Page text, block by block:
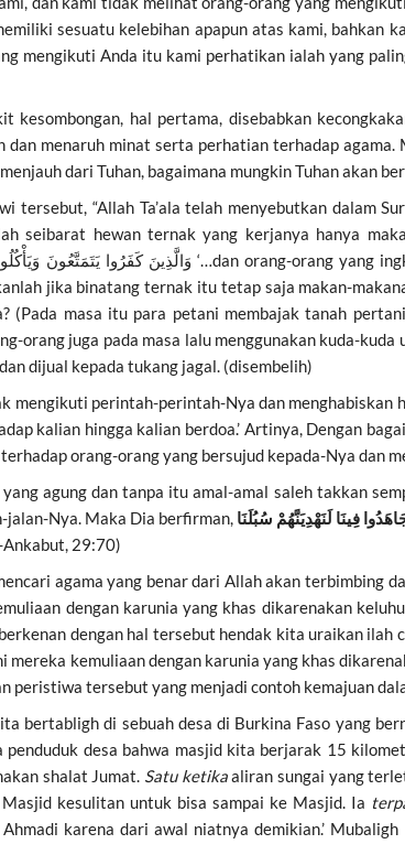
sesuatu kelebihan apapun atas kami, bahkan
mengikuti Anda itu kami perhatikan ialah yang
hal pertama, disebabkan
menaruh minat serta perhatian terhadap
dari Tuhan, bagaimana mungkin Tuhan akan
tersebut, “Allah Ta’ala telah menyebutkan dalam
seibarat hewan ternak yang kerjanya hanya
‘…dan orang-orang yang
jika binatang ternak itu tetap saja makan-
(Pada masa itu para petani membajak tanah
orang juga pada masa lalu menggunakan kuda-
dijual kepada tukang jagal. (disembelih)
mengikuti perintah-perintah-Nya dan menghabiskan
kalian hingga kalian berdoa.’ Artinya, Dengan
orang-orang yang bersujud kepada-Nya dan
agung dan tanpa itu amal-amal saleh takkan
jalan-Nya. Maka Dia berfirman,
Ankabut, 29:70)
agama yang benar dari Allah akan terbimbing
dengan karunia yang khas dikarenakan
dengan hal tersebut hendak kita uraikan ilah
kemuliaan dengan karunia yang khas
peristiwa tersebut yang menjadi contoh kemajuan
bertabligh di sebuah desa di Burkina Faso yang
desa bahwa masjid kita berjarak 15
shalat Jumat. Satu ketikaaliran sungai yang
kesulitan untuk bisa sampai ke Masjid. Ia
karena dari awal niatnya demikian.’